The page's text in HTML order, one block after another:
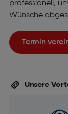
professionell,
Wünsche
Termin
Unsere